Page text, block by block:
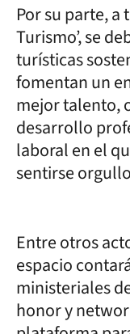
Por su parte, a
Turismo’, se
turísticas
fomentan un
mejor talento,
desarrollo
laboral en el
sentirse
Entre otros
espacio
ministeriales
honor y